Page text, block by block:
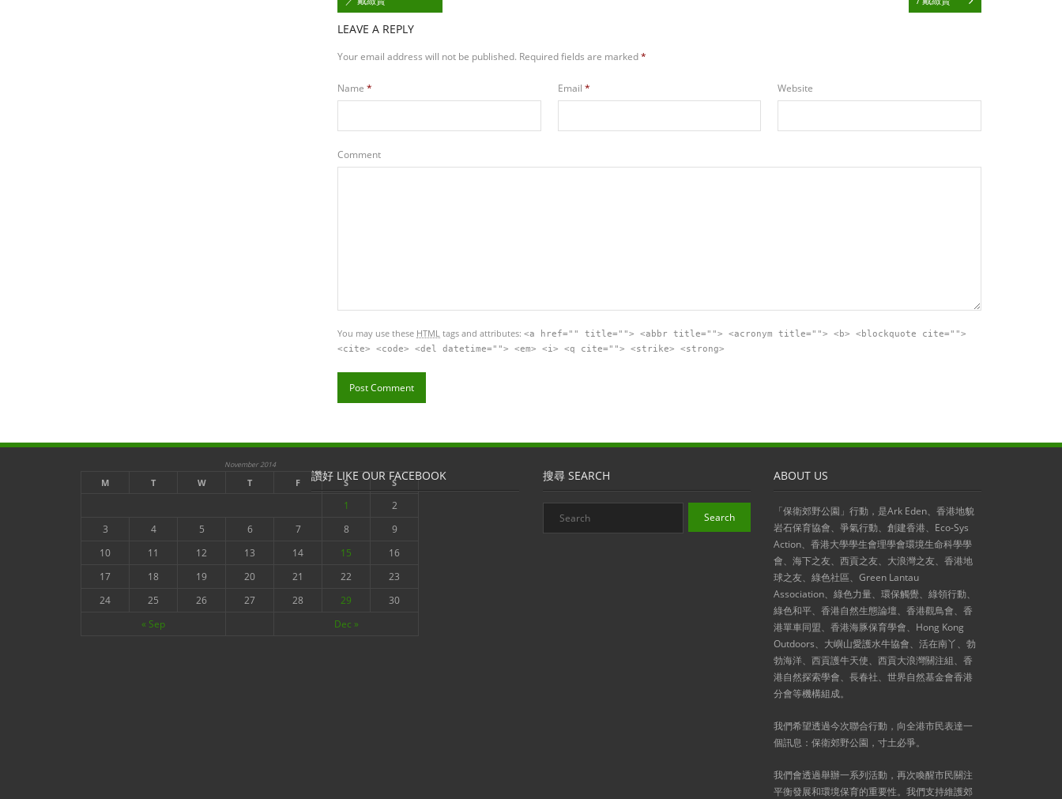
LEAVE A REPLY
Your email address will not be published. Required fields are marked*
Name * Email * Website
Comment
You may use these HTML tags and attributes: <a href="" title=""> <abbr title=""> <acronym title=""> <b> <blockquote cite="">
<cite> <code> <del datetime=""> <em> <i> <q cite=""> <strike> <strong>
November 2014
M T W T F S S
« Sep Dec »
1
2
3
4 5 6 7 8
9
10
11 12 13 14 15
16
17
18 19 20 21 22
23
24
25 26 27 28 29 30
讚好 LIKE OUR FACEBOOK 搜尋 SEARCH ABOUT US
「保衛郊野公園」行動，是Ark Eden、香港地貌
岩石保育協會、爭氣行動、創建香港、Eco-Sys
Action、香港大學學生會理學會環境生命科學學
會、海下之友、西貢之友、大浪灣之友、香港地
球之友、綠色社區、Green Lantau
Association、綠色力量、環保觸覺、綠領行動、
綠色和平、香港自然生態論壇、香港觀鳥會、香
港單車同盟、香港海豚保育學會、Hong Kong
Outdoors、大嶼山愛護水牛協會、活在南丫、勃
勃海洋、西貢護牛天使、西貢大浪灣關注組、香
港自然探索學會、長春社、世界自然基金會香港
分會等機構組成。
我們希望透過今次聯合行動，向全港市民表達一
個訊息：保衛郊野公園，寸土必爭。
我們會透過舉辦一系列活動，再次喚醒市民關注
平衡發展和環境保育的重要性。我們支持維護郊